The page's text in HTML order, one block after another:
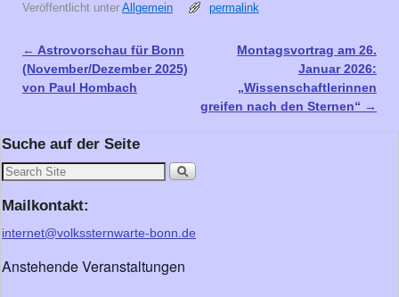
Veröffentlicht unter Allgemein permalink
Artikelnavigation
← Astrovorschau für Bonn
(November/Dezember 2025)
von Paul Hombach
Montagsvortrag am 26.
Januar 2026:
„Wissenschaftlerinnen
greifen nach den Sternen“ →
Suche auf der Seite
Mailkontakt:
internet@volkssternwarte-bonn.de
Anstehende Veranstaltungen